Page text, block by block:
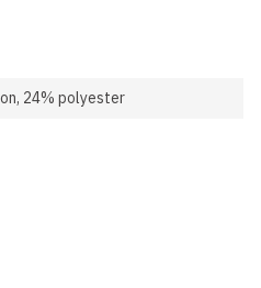
24% polyester